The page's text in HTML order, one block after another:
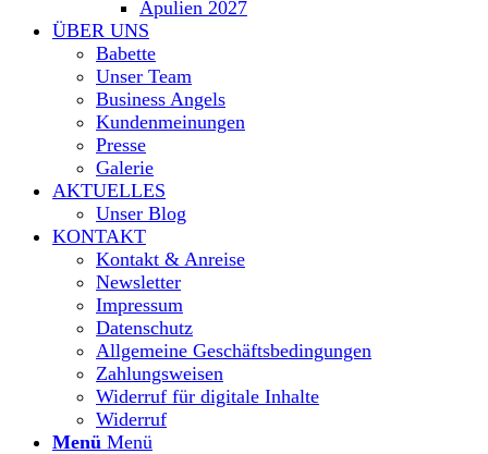
Apulien 2027
ÜBER UNS
Babette
Unser Team
Business Angels
Kundenmeinungen
Presse
Galerie
AKTUELLES
Unser Blog
KONTAKT
Kontakt & Anreise
Newsletter
Impressum
Datenschutz
Allgemeine Geschäftsbedingungen
Zahlungsweisen
Widerruf für digitale Inhalte
Widerruf
Menü Menü